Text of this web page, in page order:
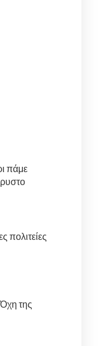
πάμε
πολιτείες
της